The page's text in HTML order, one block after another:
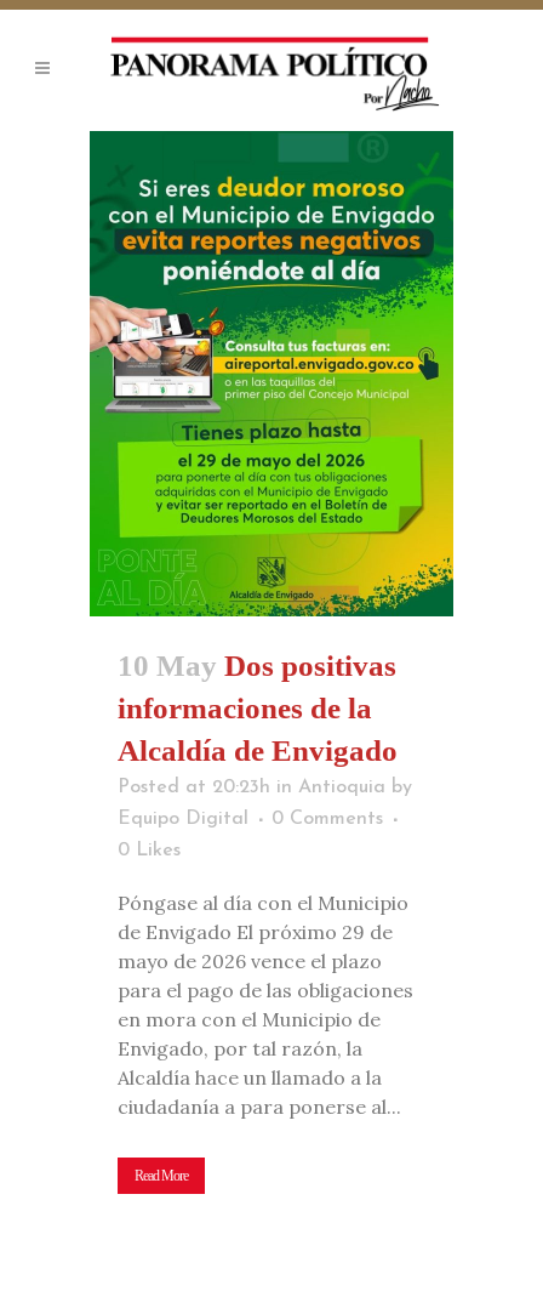
10 May Dos positivas
informaciones de la
Alcaldía de Envigado
Posted at 20:23h in Antioquia by
Equipo Digital
0 Comments
0 Likes
Póngase al día con el Municipio
de Envigado El próximo 29 de
mayo de 2026 vence el plazo
para el pago de las obligaciones
en mora con el Municipio de
Envigado, por tal razón, la
Alcaldía hace un llamado a la
ciudadanía a para ponerse al...
Read More